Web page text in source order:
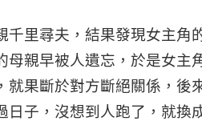
里尋夫，結果發現女主角
親早被人遺忘，於是女主
果斷於對方斷絕關係，後
子，沒想到人跑了，就換